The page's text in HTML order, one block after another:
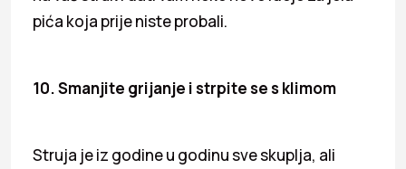
pića koja prije niste probali.
10. Smanjite grijanje i strpite se s klimom
Struja je iz godine u godinu sve skuplja, ali